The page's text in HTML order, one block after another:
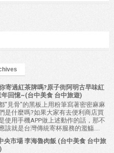
寄過紅茶牌嗎?原子街阿明古早味紅
回憶~(台中美食 台中旅遊)
"見骨"的黑板上用粉筆寫著密密麻麻
是什麼嗎?如果大家有去便利商店買
使用手機APP做上述動作的話，那不
該就是台灣傳統寄杯服務的濫觴....
央市場 李海魯肉飯 (台中美食 台中旅